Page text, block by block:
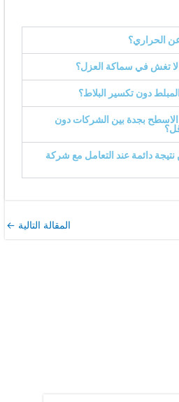
الحراري؟
تغش في سماكة العزل؟
دون تكسير البلاط؟
بجدة بين الشركات دون
دائمة عند التعامل مع شركة
المقالة التالية ←